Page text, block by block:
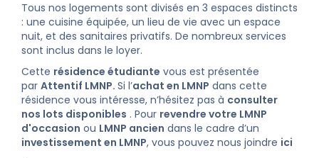
Tous nos logements sont divisés en 3 espaces distincts
: une cuisine équipée, un lieu de vie avec un espace
nuit, et des sanitaires privatifs. De nombreux services
sont inclus dans le loyer.
Cette résidence étudiante vous est présentée
par Attentif LMNP. Si l’achat en LMNP dans cette
résidence vous intéresse, n’hésitez pas à consulter
nos lots disponibles . Pour revendre votre LMNP
d'occasion ou LMNP ancien dans le cadre d’un
investissement en LMNP, vous pouvez nous joindre ici